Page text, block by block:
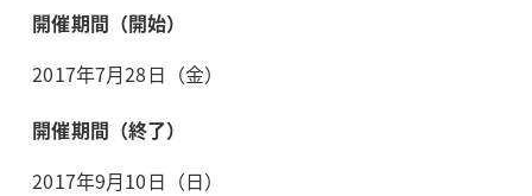
開催期間（開始）
2017年7月28日（金）
開催期間（終了）
2017年9月10日（日）